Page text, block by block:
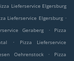
Lieferservice Elgersburg
Lieferservice Elgersburg .
Geraberg .
Pizza
.
Pizza Lieferservice
Oehrenstock .
Pizza